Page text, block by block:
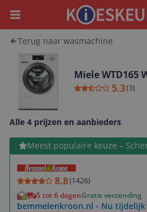
Menu
Terug naar wasmachine
Miele WTD165
5.3(3)
Alle 4 prijzen en aanbieders
Meest populaire keuze –
8.8(1426)
5 tot 6 dagenGratis verzending
bemmelenkroon.nl - Nu tijdelijk
Bekijk product